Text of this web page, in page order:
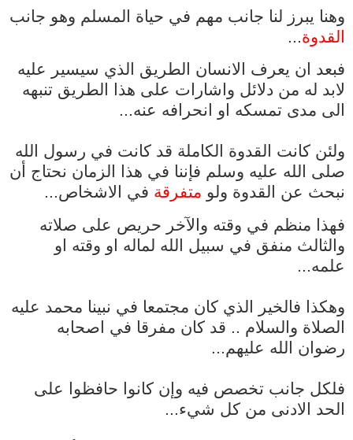
وهنا يبرز لنا جانب مهم في حياة المسلم وهو جانب
القدوة...
فبعد ان يعرف الانسان الطريق الذي سيسير عليه
لابد له من دلائل واشارات على هذا الطريق تنبهه
الى مدى تمسكه او انحرافه عنه...
ولئن كانت القدوة الكاملة قد كانت في رسول الله
صلى الله عليه وسلم فإننا في هذا الزمان نحتاج أن
نبحث عن القدوة ولو متفرقة في الاشخاص...
فهذا منظم في وقته والآخر حريص على صلاته
والثالث منفق في سبيل الله لماله او وقته او
علمه...
وهكذا فالخير الذي كان مجتمعا في نبينا محمد عليه
الصلاة والسلام .. قد كان مفرقا في اصحابه
رضوان الله عليهم...
فلكل جانب تخصص فيه وإن كانوا حافظوا على
الحد الادنى من كل شيء...